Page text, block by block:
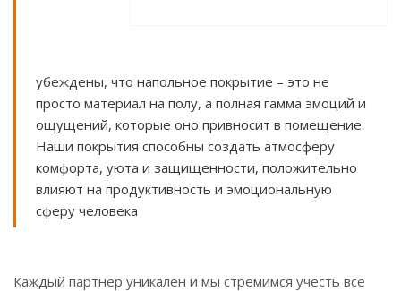
убеждены, что напольное покрытие – это не
просто материал на полу, а полная гамма эмоций и
ощущений, которые оно привносит в помещение.
Наши покрытия способны создать атмосферу
комфорта, уюта и защищенности, положительно
влияют на продуктивность и эмоциональную
сферу человека
Каждый партнер уникален и мы стремимся учесть все